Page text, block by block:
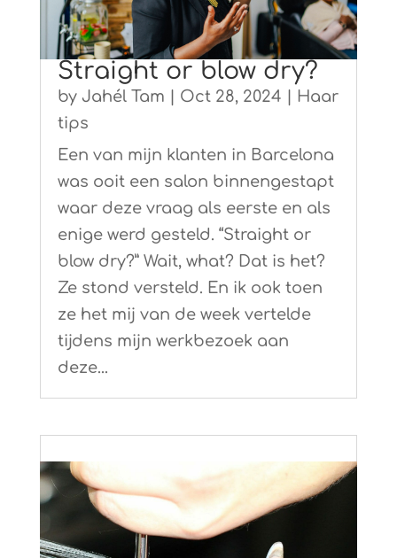
Straight or blow dry?
by Jahél Tam Oct 28, 2024
Haar
tips
Een van mijn klanten in Barcelona
was ooit een salon binnengestapt
waar deze vraag als eerste en als
enige werd gesteld. “Straight or
blow dry?” Wait, what? Dat is het?
Ze stond versteld. En ik ook toen
ze het mij van de week vertelde
tijdens mijn werkbezoek aan
deze...